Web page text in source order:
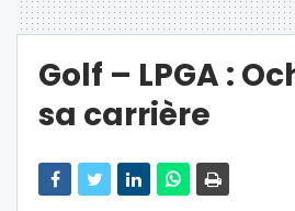
Golf – LPGA :
sa carrière